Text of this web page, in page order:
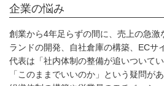
企業の悩み
創業から4年足らずの間に、売上の急
ランドの開発、自社倉庫の構築、ECサ
代表は「社内体制の整備が追いついて
「このままでいいのか」という疑問が